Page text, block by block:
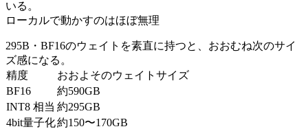
いる。
ローカルで動かすのはほぼ無理
295B・BF16のウェイトを素直に持つと、おおむね次のサイ
ズ感になる。
精度
おおよそのウェイトサイズ
BF16
約590GB
INT8 相当 約295GB
4bit量子化約150〜170GB